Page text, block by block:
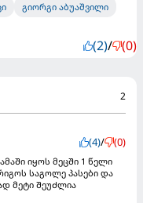
გიორგი აბუაშვილი
(2)/ (0)
2
(4)/ (0)
იყოს მეცᲨი 1 წელი
საგოლე პასები და
მეტი ᲨეუᲫლია